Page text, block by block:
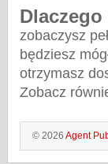
zobaczysz
będziesz
otrzymasz
Zobacz
© 2026 Agent